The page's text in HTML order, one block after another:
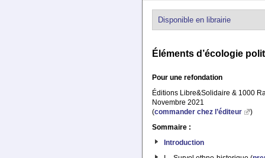
Disponible en librairie
Éléments d’écologie
Pour une refondation
Éditions Libre&Solidaire & 1000
Novembre 2021
(commander chez l’éditeur
)
Sommaire :
Introduction